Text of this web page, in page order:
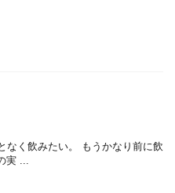
なく飲みたい。 もうかなり前に飲
実 ...